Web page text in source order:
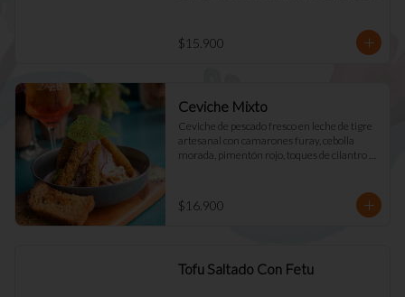
$15.900
Ceviche Mixto
Ceviche de pescado fresco en leche de tigre
artesanal con camarones furay, cebolla
morada, pimentón rojo, toques de cilantro y
$16.900
Tofu Saltado Con Fetu